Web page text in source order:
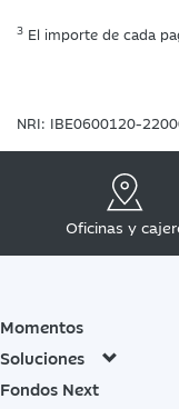
3 El importe de cada
NRI: IBE0600120-
Oficinas y
Momentos
Soluciones
Fondos Next